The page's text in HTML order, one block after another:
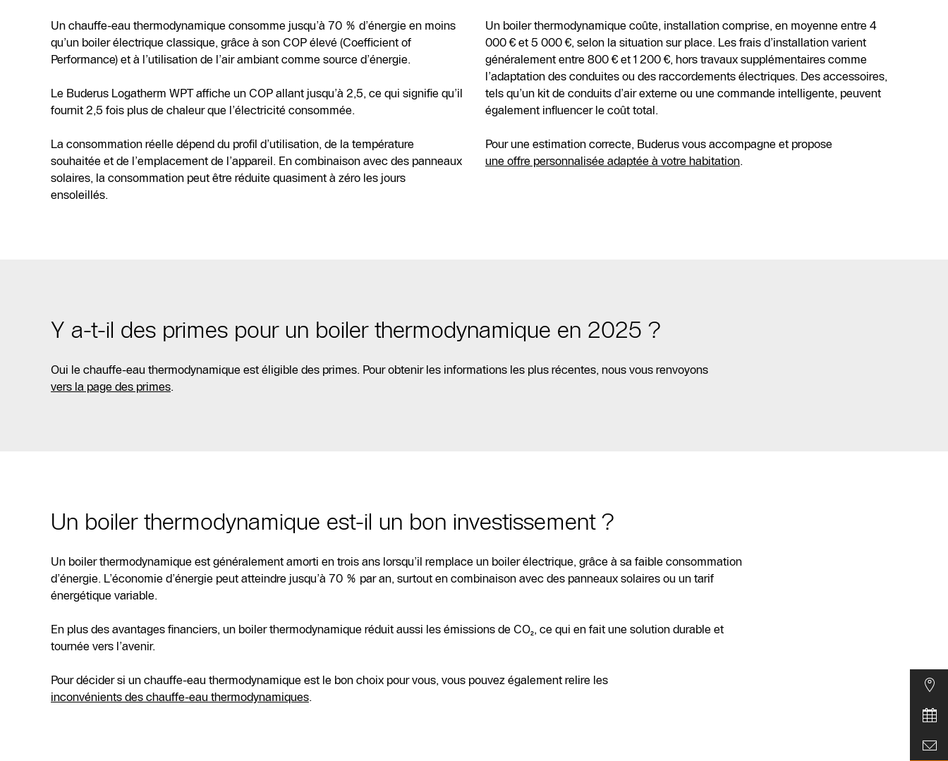
Un chauffe-eau thermodynamique consomme jusqu’à 70 % d’énergie en moins
qu’un boiler électrique classique, grâce à son COP élevé (Coefficient of
Performance) et à l’utilisation de l’air ambiant comme source d’énergie.
Le Buderus Logatherm WPT affiche un COP allant jusqu’à 2,5, ce qui signifie qu’il
fournit 2,5 fois plus de chaleur que l’électricité consommée.
La consommation réelle dépend du profil d’utilisation, de la température
souhaitée et de l’emplacement de l’appareil. En combinaison avec des panneaux
solaires, la consommation peut être réduite quasiment à zéro les jours
ensoleillés.
Un boiler thermodynamique coûte, installation comprise, en moyenne entre 4
000 € et 5 000 €, selon la situation sur place. Les frais d’installation varient
généralement entre 800 € et 1 200 €, hors travaux supplémentaires comme
l’adaptation des conduites ou des raccordements électriques. Des accessoires,
tels qu’un kit de conduits d’air externe ou une commande intelligente, peuvent
également influencer le coût total.
Pour une estimation correcte, Buderus vous accompagne et propose
une offre personnalisée adaptée à votre habitation.
Y a-t-il des primes pour un boiler thermodynamique en 2025 ?
Oui le chauffe-eau thermodynamique est éligible des primes. Pour obtenir les informations les plus récentes, nous vous renvoyons
vers la page des primes.
Un boiler thermodynamique est-il un bon investissement ?
Un boiler thermodynamique est généralement amorti en trois ans lorsqu’il remplace un boiler électrique, grâce à sa faible consommation
d’énergie. L’économie d’énergie peut atteindre jusqu’à 70 % par an, surtout en combinaison avec des panneaux solaires ou un tarif
énergétique variable.
En plus des avantages financiers, un boiler thermodynamique réduit aussi les émissions de CO₂, ce qui en fait une solution durable et
tournée vers l’avenir.
Pour décider si un chauffe-eau thermodynamique est le bon choix pour vous, vous pouvez également relire les
inconvénients des chauffe-eau thermodynamiques.